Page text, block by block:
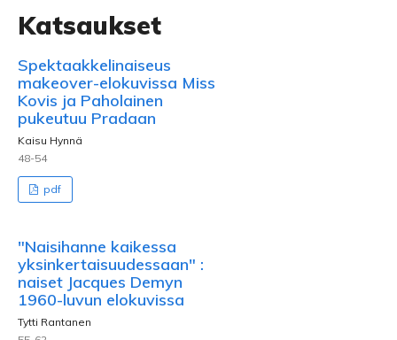
Katsaukset
Spektaakkelinaiseus
makeover-elokuvissa Miss
Kovis ja Paholainen
pukeutuu Pradaan
Kaisu Hynnä
48-54
pdf
"Naisihanne kaikessa
yksinkertaisuudessaan" :
naiset Jacques Demyn
1960-luvun elokuvissa
Tytti Rantanen